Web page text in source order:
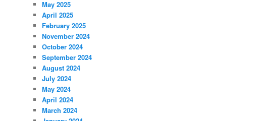
May 2025
April 2025
February 2025
November 2024
October 2024
September 2024
August 2024
July 2024
May 2024
April 2024
March 2024